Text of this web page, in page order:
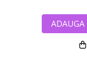
ADAUGA